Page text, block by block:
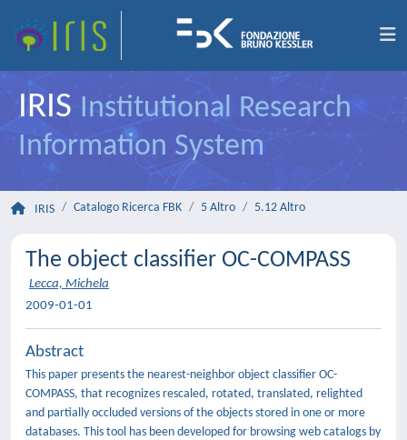
IRIS Institutional Research
Information System
IRIS Catalogo Ricerca FBK 5 Altro 5.12 Altro
The object classifier OC-COMPASS
Lecca, Michela
2009-01-01
Abstract
This paper presents the nearest-neighbor object classifier OC-
COMPASS, that recognizes rescaled, rotated, translated, relighted
and partially occluded versions of the objects stored in one or more
databases. This tool has been developed for browsing web catalogs by